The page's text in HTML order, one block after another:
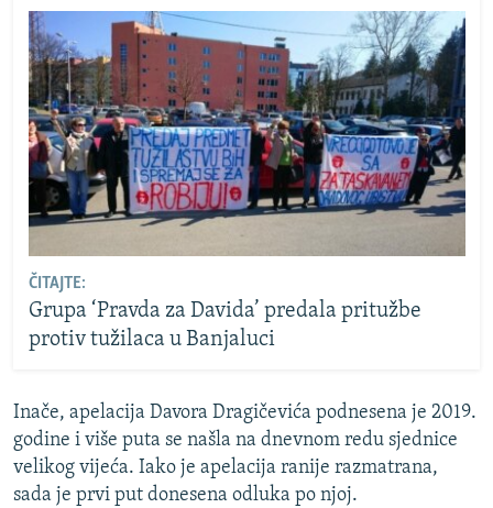
ČITAJTE:
Grupa ‘Pravda za Davida’ predala pritužbe
protiv tužilaca u Banjaluci
Inače, apelacija Davora Dragičevića podnesena je 2019.
godine i više puta se našla na dnevnom redu sjednice
velikog vijeća. Iako je apelacija ranije razmatrana,
sada je prvi put donesena odluka po njoj.